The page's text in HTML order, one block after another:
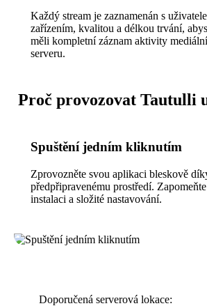
Každý stream je zaznamenán s
zařízením, kvalitou a délkou trvání,
měli kompletní záznam aktivity
serveru.
Proč provozovat Tautulli
Spuštění jedním kliknutím
Zprovozněte svou aplikaci bleskově
předpřipravenému prostředí.
instalaci a složité nastavování.
Doporučená serverová lokace: